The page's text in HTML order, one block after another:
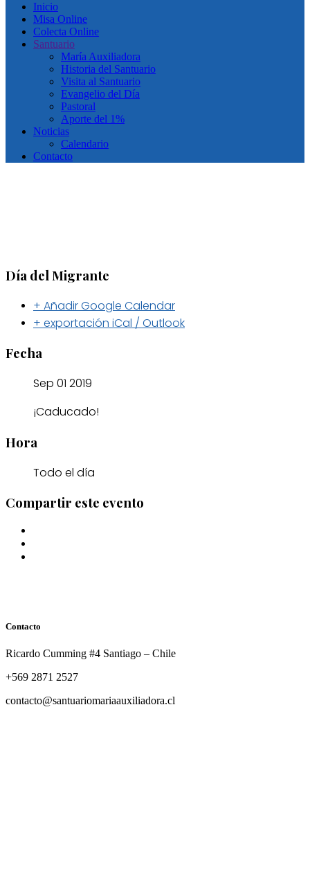
Inicio
Misa Online
Colecta Online
Santuario
María Auxiliadora
Historia del Santuario
Visita al Santuario
Evangelio del Día
Pastoral
Aporte del 1%
Noticias
Calendario
Contacto
Día del Migrante
+ Añadir Google Calendar
+ exportación iCal / Outlook
Fecha
Sep 01 2019
¡Caducado!
Hora
Todo el día
Compartir este evento
Contacto
Ricardo Cumming #4 Santiago – Chile
+569 2871 2527
contacto@santuariomariaauxiliadora.cl